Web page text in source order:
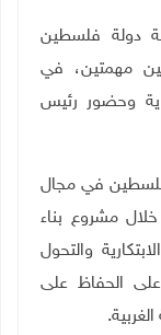
حكومة دولة فلسطين
مهمتين، في
وحضور رئيس
فلسطين في مجال
خلال مشروع بناء
والتحول
الحفاظ على
.